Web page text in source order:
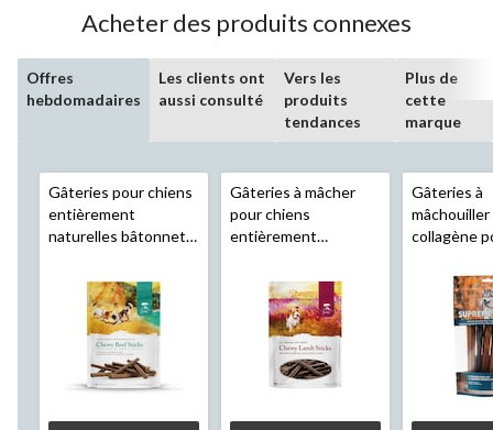
Acheter des produits connexes
Offres
hebdomadaires
Les clients ont
aussi consulté
Vers les
produits
tendances
Plus de
cette
marque
Gâteries pour chiens
entièrement
naturelles bâtonnets
Farms, 200 g
Gâteries à mâcher
pour chiens
entièrement
tendres à l'agneau
Caledon Farms, 200
Gâteries à
mâchouiller
collagène
Supreme